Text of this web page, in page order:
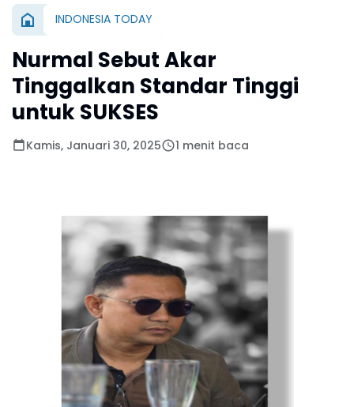
INDONESIA TODAY
Nurmal Sebut Akar
Tinggalkan Standar Tinggi
untuk SUKSES
Kamis, Januari 30, 2025 1 menit baca